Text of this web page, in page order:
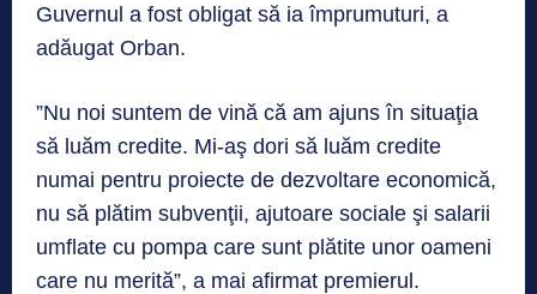
Guvernul a fost obligat să ia împrumuturi, a
adăugat Orban.
”Nu noi suntem de vină că am ajuns în situaţia
să luăm credite. Mi-aş dori să luăm credite
numai pentru proiecte de dezvoltare economică,
nu să plătim subvenţii, ajutoare sociale şi salarii
umflate cu pompa care sunt plătite unor oameni
care nu merită”, a mai afirmat premierul.